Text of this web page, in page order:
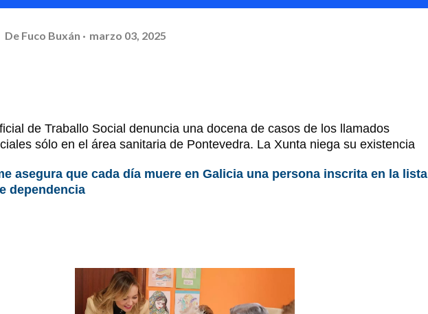
De Fuco Buxán marzo 03, 2025
de Traballo Social denuncia una docena de casos de los llamados
sólo en el área sanitaria de Pontevedra. La Xunta niega su existencia
asegura que cada día muere en Galicia una persona inscrita en la lista
dependencia